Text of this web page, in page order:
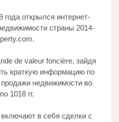
открылся интернет-
страны 2014-
de valeur foncière, зайдя
краткую информацию по
недвижимости во
1018 гг.
в себя сделки с